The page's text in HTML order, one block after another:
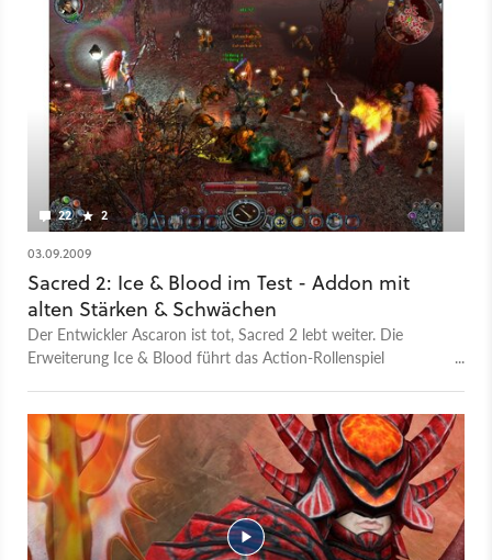
22 2
03.09.2009
Sacred 2: Ice & Blood im Test - Addon mit
alten Stärken & Schwächen
Der Entwickler Ascaron ist tot, Sacred 2 lebt weiter. Die
Erweiterung Ice & Blood führt das Action-Rollenspiel